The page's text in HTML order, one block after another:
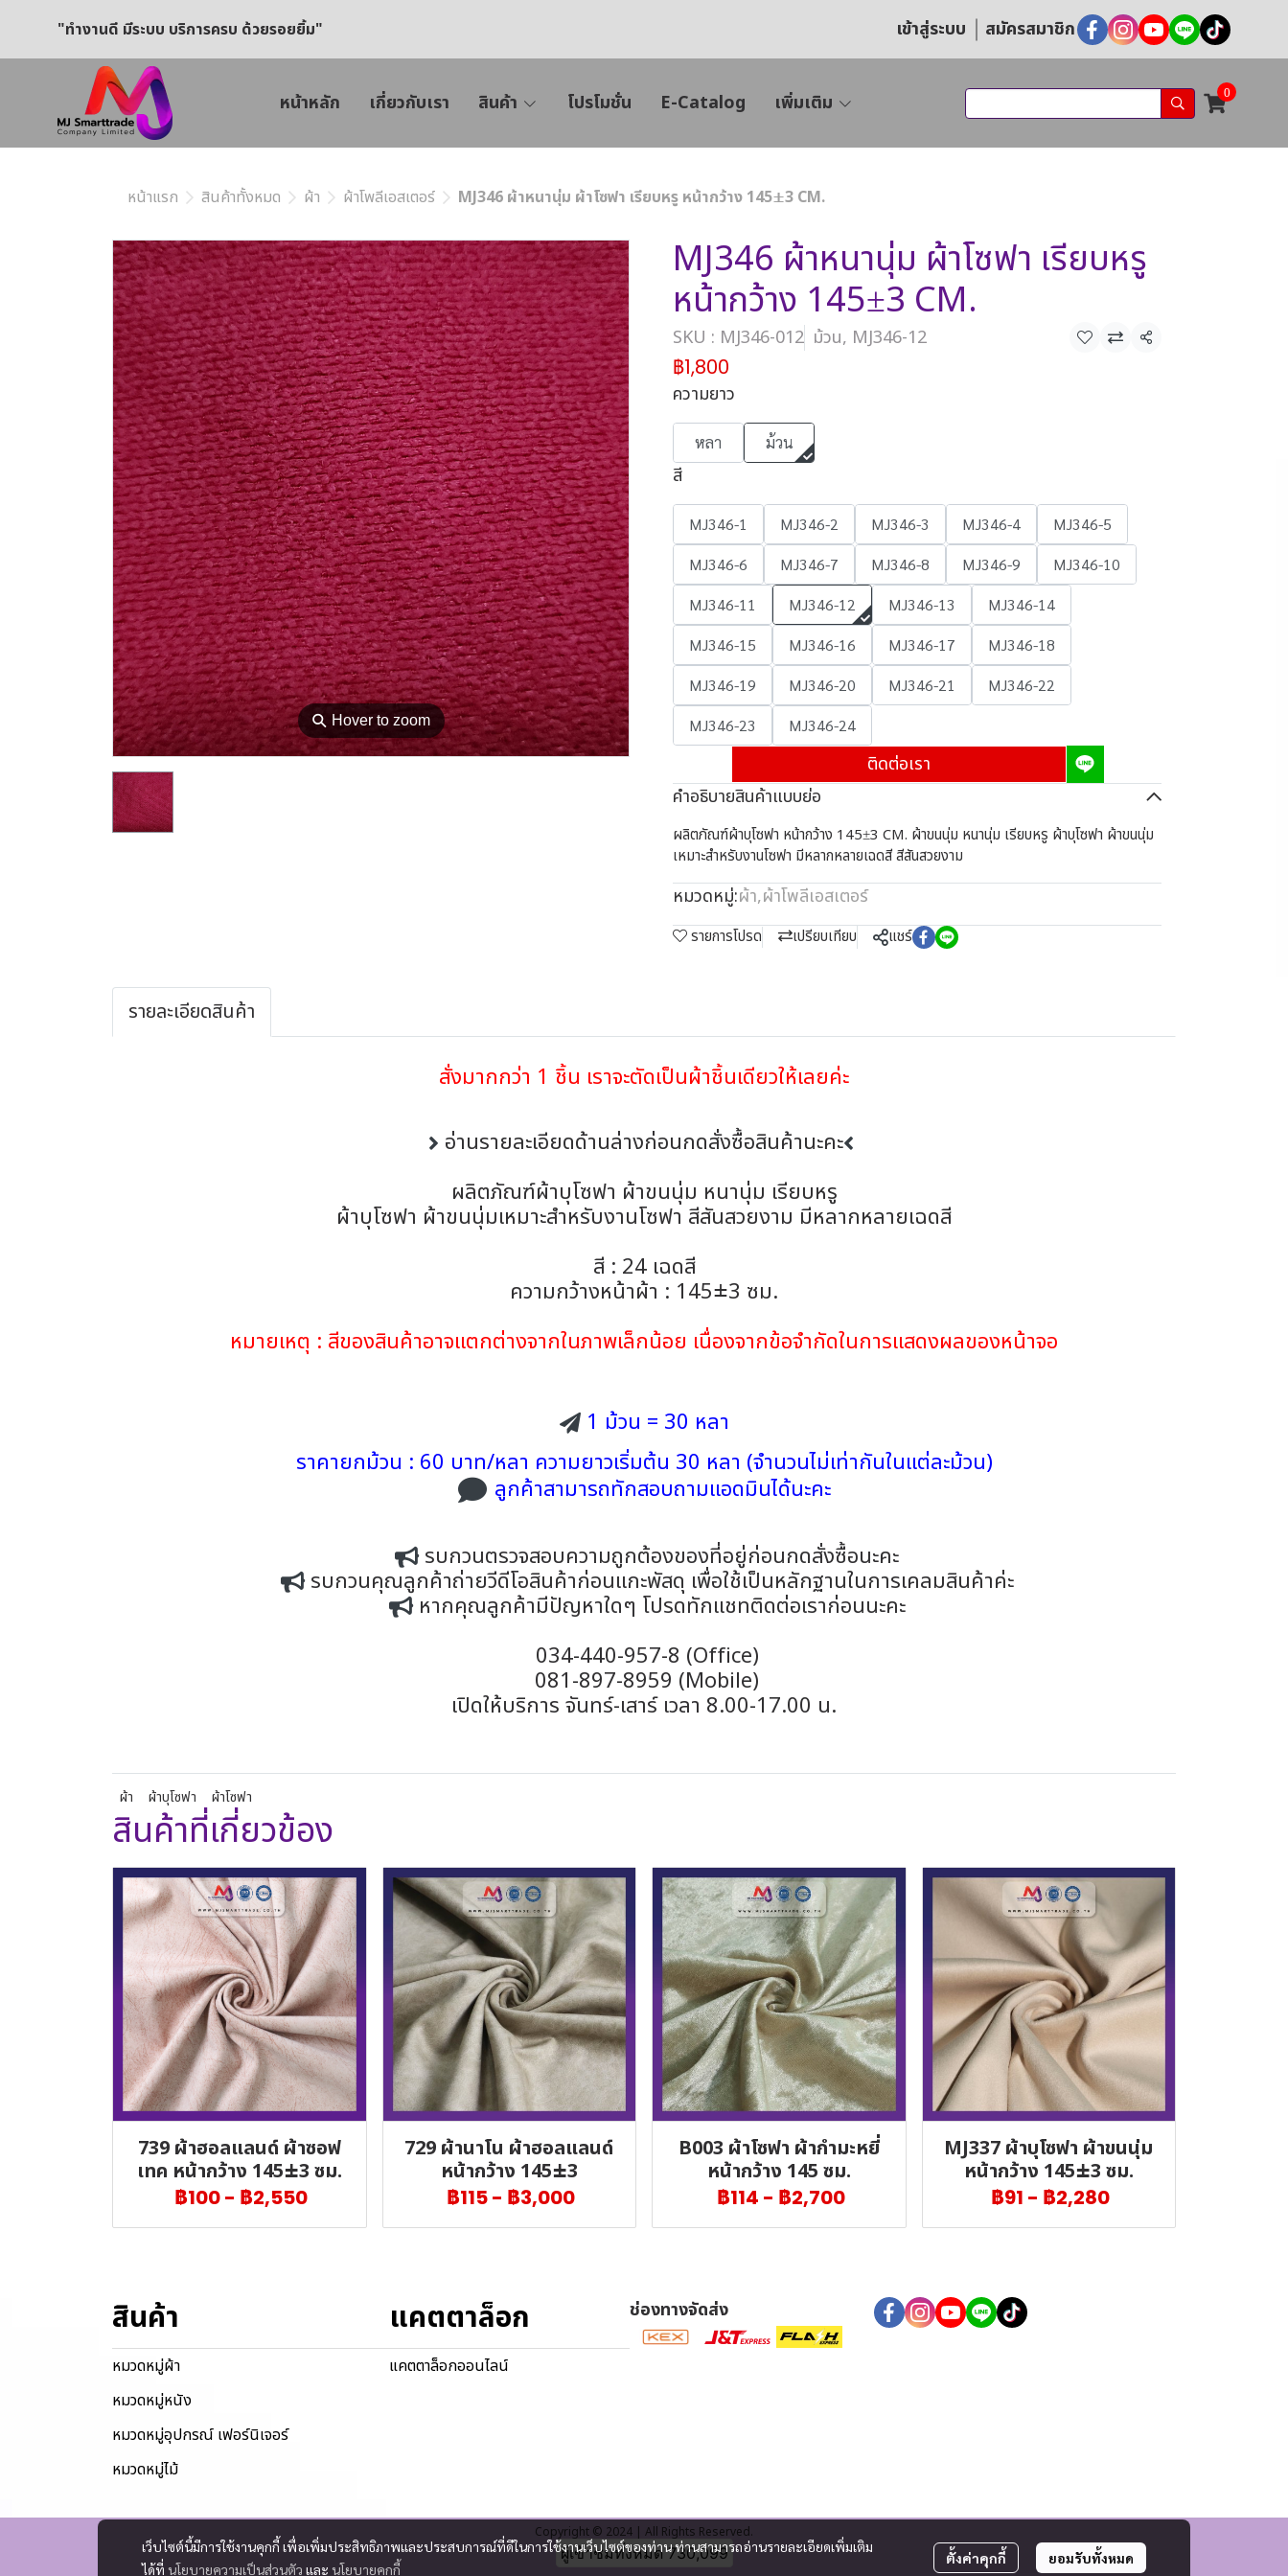
"ทำงานดี มีระบบ บริการครบ ด้วยรอยยิ้ม" เข้าสู่ระบบ สมัครสมาชิก
หน้าหลัก เกี่ยวกับเรา สินค้า โปรโมชั่น E-Catalog เพิ่มเติม 0
หน้าแรก สินค้าทั้งหมด ผ้า ผ้าโพลีเอสเตอร์ MJ346 ผ้าหนานุ่ม ผ้าโซฟา เรียบหรู หน้ากว้าง 145±3 CM.
⚲ Hover to zoom
MJ346 ผ้าหนานุ่ม ผ้าโซฟา เรียบหรู
หน้ากว้าง 145±3 CM.
SKU : MJ346-012 ม้วน, MJ346-12 แชร์
฿1,800
ความยาว
หลา ม้วน
สี
MJ346-1 MJ346-2 MJ346-3 MJ346-4
MJ346-5
MJ346-6
MJ346-7 MJ346-8 MJ346-9
MJ346-10
MJ346-11
MJ346-12 MJ346-13
MJ346-14
MJ346-15
MJ346-16 MJ346-17
MJ346-18
MJ346-19
MJ346-20 MJ346-21
MJ346-22
MJ346-23
MJ346-24
ติดต่อเรา
คำอธิบายสินค้าแบบย่อ
ผลิตภัณฑ์ผ้าบุโซฟา หน้ากว้าง 145±3 CM. ผ้าขนนุ่ม หนานุ่ม เรียบหรู ผ้าบุโซฟา ผ้าขนนุ่ม
เหมาะสำหรับงานโซฟา มีหลากหลายเฉดสี สีสันสวยงาม
หมวดหมู่:ผ้า,ผ้าโพลีเอสเตอร์
รายการโปรด เปรียบเทียบ แชร์
รายละเอียดสินค้า
สั่งมากกว่า 1 ชิ้น เราจะตัดเป็นผ้าชิ้นเดียวให้เลยค่ะ
อ่านรายละเอียดด้านล่างก่อนกดสั่งซื้อสินค้านะคะ
ผลิตภัณฑ์ผ้าบุโซฟา ผ้าขนนุ่ม หนานุ่ม เรียบหรู
ผ้าบุโซฟา ผ้าขนนุ่มเหมาะสำหรับงานโซฟา สีสันสวยงาม มีหลากหลายเฉดสี
สี : 24 เฉดสี
ความกว้างหน้าผ้า : 145±3 ซม.
หมายเหตุ : สีของสินค้าอาจแตกต่างจากในภาพเล็กน้อย เนื่องจากข้อจำกัดในการแสดงผลของหน้าจอ
1 ม้วน = 30 หลา
ราคายกม้วน : 60 บาท/หลา ความยาวเริ่มต้น 30 หลา (จำนวนไม่เท่ากันในแต่ละม้วน)
ลูกค้าสามารถทักสอบถามแอดมินได้นะคะ
รบกวนตรวจสอบความถูกต้องของที่อยู่ก่อนกดสั่งซื้อนะคะ
รบกวนคุณลูกค้าถ่ายวีดีโอสินค้าก่อนแกะพัสดุ เพื่อใช้เป็นหลักฐานในการเคลมสินค้าค่ะ
หากคุณลูกค้ามีปัญหาใดๆ โปรดทักแชทติดต่อเราก่อนนะคะ
034-440-957-8 (Office)
081-897-8959 (Mobile)
เปิดให้บริการ จันทร์-เสาร์ เวลา 8.00-17.00 น.
ผ้า ผ้าบุโซฟา ผ้าโซฟา
สินค้าที่เกี่ยวข้อง
739 ผ้าฮอลแลนด์ ผ้าซอฟ
เทค หน้ากว้าง 145±3 ซม.
฿100- ฿2,550
729 ผ้านาโน ผ้าฮอลแลนด์
หน้ากว้าง 145±3
฿115- ฿3,000
B003 ผ้าโซฟา ผ้ากำมะหยี่
หน้ากว้าง 145 ซม.
฿114 - ฿2,700
MJ337 ผ้าบุโซฟา ผ้าขนนุ่ม
หน้ากว้าง 145±3 ซม.
฿91 - ฿2,280
เว็บไซต์นี้มีการใช้งานคุกกี้ เพื่อเพิ่มประสิทธิภาพและประสบการณ์ที่ดีในการใช้งานเว็บไซต์ของท่าน ท่านสามารถอ่านรายละเอียดเพิ่มเติม
ได้ที่ นโยบายความเป็นส่วนตัว และ นโยบายคุกกี้
ตั้งค่าคุกกี้ ยอมรับทั้งหมด
สินค้า
หมวดหมู่ผ้า
หมวดหมู่หนัง
หมวดหมู่อุปกรณ์ เฟอร์นิเจอร์
หมวดหมู่ไม้
แคตตาล็อก
แคตตาล็อกออนไลน์
ช่องทางจัดส่ง
Copyright © 2024 | All Rights Reserved.
ผู้เข้าชมวันนี้3,905